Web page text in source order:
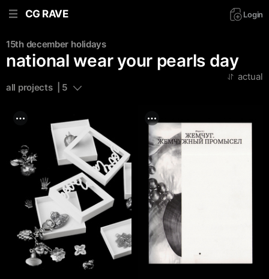
CG RAVE Login
15th december holidays
national wear your pearls dаy
all projects  | 5
actual